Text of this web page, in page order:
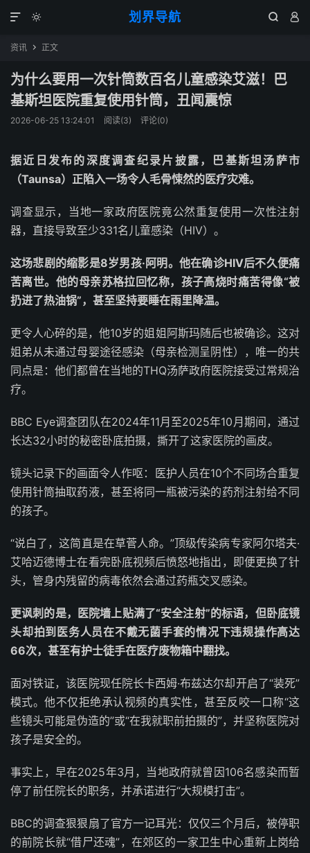
划界导航
  

资讯  正文
为什么要用一次针筒数百名儿童感染艾滋！巴
基斯坦医院重复使用针筒，丑闻震惊
2026-06-25 13:24:01 阅读(3) 评论(0)
据近日发布的深度调查纪录片披露，巴基斯坦汤萨市
（Taunsa）正陷入一场令人毛骨悚然的医疗灾难。
调查显示，当地一家政府医院竟公然重复使用一次性注射
器，直接导致至少331名儿童感染（HIV）。
这场悲剧的缩影是8岁男孩·阿明。他在确诊HIV后不久便痛
苦离世。他的母亲苏格拉回忆称，孩子高烧时痛苦得像“被
扔进了热油锅”，甚至坚持要睡在雨里降温。
更令人心碎的是，他10岁的姐姐阿斯玛随后也被确诊。这对
姐弟从未通过母婴途径感染（母亲检测呈阴性），唯一的共
同点是：他们都曾在当地的THQ汤萨政府医院接受过常规治
疗。
BBC Eye调查团队在2024年11月至2025年10月期间，通过
长达32小时的秘密卧底拍摄，撕开了这家医院的画皮。
镜头记录下的画面令人作呕：医护人员在10个不同场合重复
使用针筒抽取药液，甚至将同一瓶被污染的药剂注射给不同
的孩子。
“说白了，这简直是在草菅人命。”顶级传染病专家阿尔塔夫·
艾哈迈德博士在看完卧底视频后愤怒地指出，即便更换了针
头，管身内残留的病毒依然会通过药瓶交叉感染。
更讽刺的是，医院墙上贴满了“安全注射”的标语，但卧底镜
头却拍到医务人员在不戴无菌手套的情况下违规操作高达
66次，甚至有护士徒手在医疗废物箱中翻找。
面对铁证，该医院现任院长卡西姆·布兹达尔却开启了“装死”
模式。他不仅拒绝承认视频的真实性，甚至反咬一口称“这
些镜头可能是伪造的”或“在我就职前拍摄的”，并坚称医院对
孩子是安全的。
事实上，早在2025年3月，当地政府就曾因106名感染而暂
停了前任院长的职务，并承诺进行“大规模打击”。
BBC的调查狠狠扇了官方一记耳光：仅仅三个月后，被停职
的前院长就“借尸还魂”，在郊区的一家卫生中心重新上岗给